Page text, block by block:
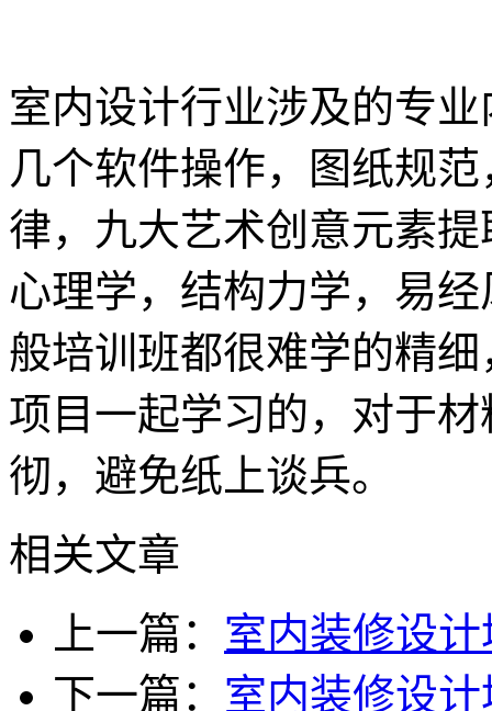
室内设计行业涉及的专
几个软件操作，图纸规
律，九大艺术创意元素
心理学，结构力学，易
般培训班都很难学的精
项目一起学习的，对于
彻，避免纸上谈兵。
相关文章
上一篇： 室内装修设
下一篇： 室内装修设